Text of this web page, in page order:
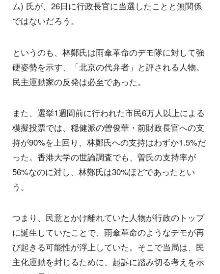
ム) 氏が、26日に行政長官に当選したことと無関係
ではないだろう。
というのも、林鄭氏は雨傘革命のデモ隊に対して強
硬姿勢を示す、「北京の代弁者」と評される人物。
民主運動家の反発は必至であった。
また、選挙1週間前に行われた市民6万人以上による
模擬投票では、穏健派の曽俊華・前財政長官への支
持が90%を上回り、林鄭氏への支持はわずか1.5%だ
った。香港大学の世論調査でも、曽氏の支持率が
56%なのに対し、林鄭氏は30%ほどであったとい
う。
つまり、民意とかけ離れていた人物が行政のトップ
に誕生していたことで、雨傘革命のようなデモが再
び起きる可能性が浮上していた。そこで当局は、民
主化運動を封じるために、起訴に踏み切る考えを示